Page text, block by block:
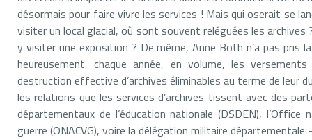
désormais pour faire vivre les services ! Mais qui oserait se
visiter un local glacial, où sont souvent reléguées les
y visiter une exposition ? De même, Anne Both n’a pas pris
heureusement, chaque année, en volume, les
destruction effective d’archives éliminables au terme de leur
les relations que les services d’archives tissent avec des
départementaux de l’éducation nationale (DSDEN),
guerre (ONACVG), voire la délégation militaire